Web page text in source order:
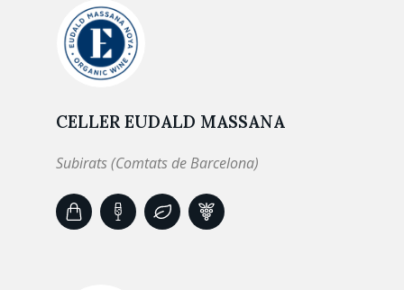
CELLER EUDALD MASSANA
Subirats (Comtats de Barcelona)